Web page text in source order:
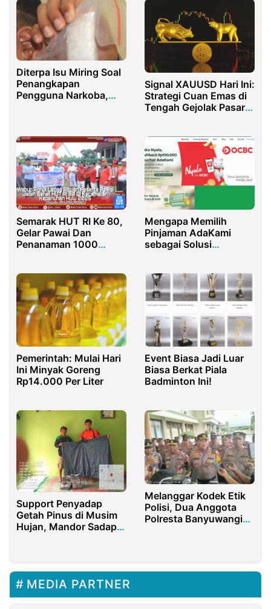
Diterpa Isu Miring Soal
Penangkapan
Pengguna Narkoba,
Signal XAUUSD Hari Ini:
Strategi Cuan Emas di
Tengah Gejolak Pasar
Semarak HUT RI Ke 80,
Gelar Pawai Dan
Penanaman 1000
Mengapa Memilih
Pinjaman AdaKami
sebagai Solusi
Pemerintah: Mulai Hari
Ini Minyak Goreng
Rp14.000 Per Liter
Event Biasa Jadi Luar
Biasa Berkat Piala
Badminton Ini!
Support Penyadap
Getah Pinus di Musim
Hujan, Mandor Sadap
Hujan
Melanggar Kodek Etik
Polisi, Dua Anggota
Polresta Banyuwangi
MEDIA PARTNER